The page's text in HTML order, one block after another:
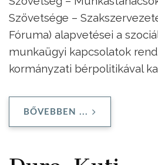
Szövetsége –
Fóruma) alapvetései a
munkaügyi kapcsolatok
kormányzati bérpolitikával
BŐVEBBEN ...